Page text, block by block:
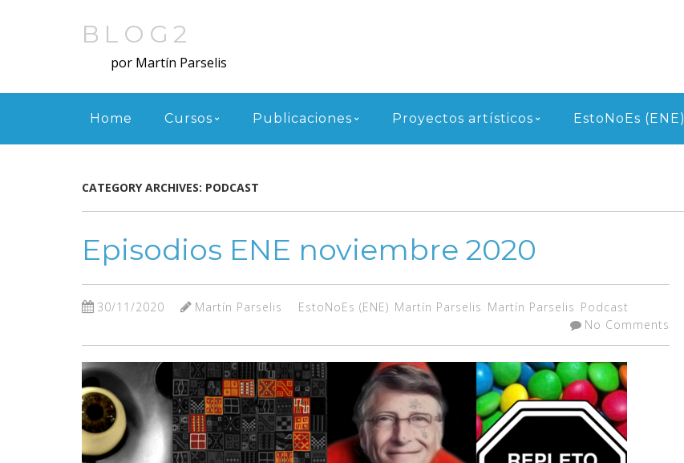
BLOG2
por Martín Parselis
Menu
Home Cursos Publicaciones Proyectos artísticos EstoNoEs (ENE)
CATEGORY ARCHIVES: PODCAST
Episodios ENE noviembre 2020
30/11/2020 Martín Parselis EstoNoEs (ENE) Martín Parselis Martín Parselis Podcast
No Comments